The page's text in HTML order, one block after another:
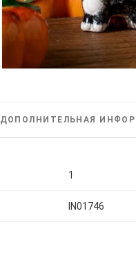
ДОПОЛНИТЕЛЬНАЯ
1
IN01746